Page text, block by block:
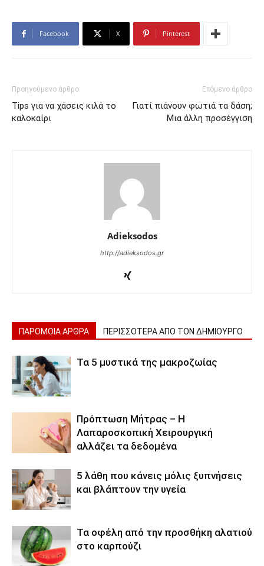
Facebook X Pinterest
Προηγούμενο άρθρο
Tips για να χάσεις κιλά το
καλοκαίρι
Επόμενο άρθρο
Γιατί πιάνουν φωτιά τα δάση;
Μια άλλη προσέγγιση
Adieksodos
http://adieksodos.gr
ΠΑΡΟΜΟΙΑ ΑΡΘΡΑ ΠΕΡΙΣΣΟΤΕΡΑ ΑΠΟ ΤΟΝ ΔΗΜΙΟΥΡΓΟ
Τα 5 μυστικά της μακροζωίας
Πρόπτωση Μήτρας – Η
Λαπαροσκοπική Χειρουργική
αλλάζει τα δεδομένα
5 λάθη που κάνεις μόλις ξυπνήσεις
και βλάπτουν την υγεία
Τα οφέλη από την προσθήκη αλατιού
στο καρπούζι